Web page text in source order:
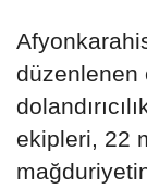
düzenlenen
ekipleri, 22